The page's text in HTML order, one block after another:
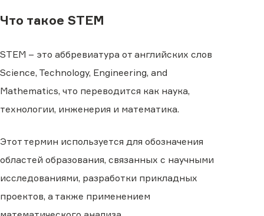
Что такое STEM
STEM – это аббревиатура от английских слов
Science, Technology, Engineering, and
Mathematics, что переводится как наука,
технологии, инженерия и математика.
Этот термин используется для обозначения
областей образования, связанных с научными
исследованиями, разработки прикладных
проектов, а также применением